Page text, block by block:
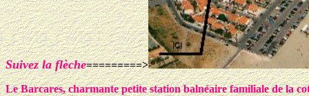
Suivez la flèche=========>
LeBarcares, charmante petite station balnéaire familiale de la